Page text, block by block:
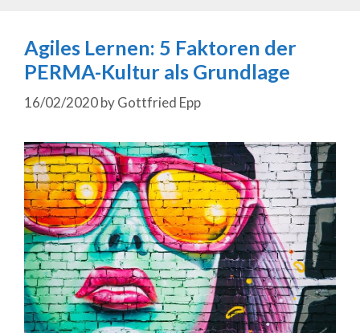
Agiles Lernen: 5 Faktoren der
PERMA-Kultur als Grundlage
16/02/2020byGottfried Epp